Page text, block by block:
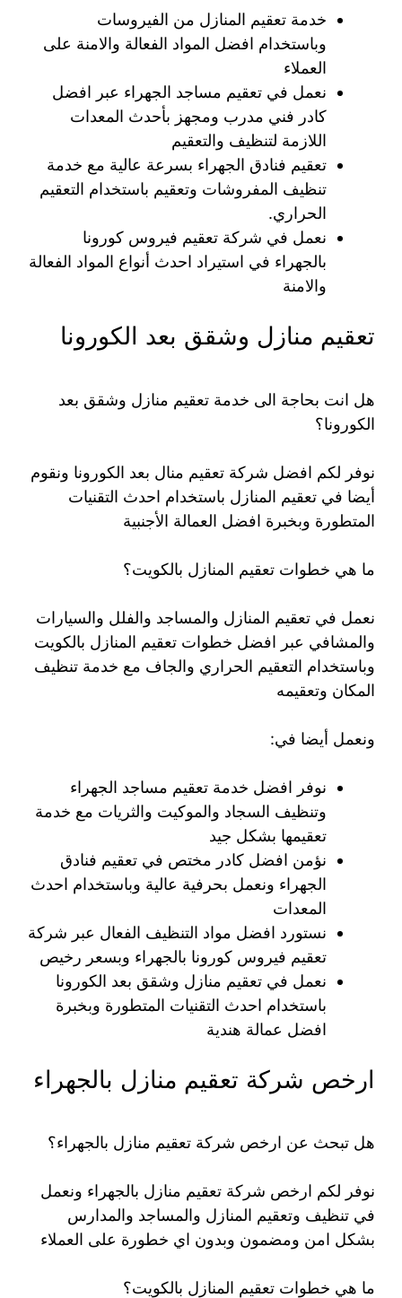
خدمة تعقيم المنازل من الفيروسات
وباستخدام افضل المواد الفعالة والامنة على
العملاء
نعمل في تعقيم مساجد الجهراء عبر افضل
كادر فني مدرب ومجهز بأحدث المعدات
اللازمة لتنظيف والتعقيم
تعقيم فنادق الجهراء بسرعة عالية مع خدمة
تنظيف المفروشات وتعقيم باستخدام التعقيم
الحراري.
نعمل في شركة تعقيم فيروس كورونا
بالجهراء في استيراد احدث أنواع المواد الفعالة
والامنة
تعقيم منازل وشقق بعد الكورونا
هل انت بحاجة الى خدمة تعقيم منازل وشقق بعد
الكورونا؟
نوفر لكم افضل شركة تعقيم منال بعد الكورونا ونقوم
أيضا في تعقيم المنازل باستخدام احدث التقنيات
المتطورة وبخبرة افضل العمالة الأجنبية
ما هي خطوات تعقيم المنازل بالكويت؟
نعمل في تعقيم المنازل والمساجد والفلل والسيارات
والمشافي عبر افضل خطوات تعقيم المنازل بالكويت
وباستخدام التعقيم الحراري والجاف مع خدمة تنظيف
المكان وتعقيمه
ونعمل أيضا في:
نوفر افضل خدمة تعقيم مساجد الجهراء
وتنظيف السجاد والموكيت والثريات مع خدمة
تعقيمها بشكل جيد
نؤمن افضل كادر مختص في تعقيم فنادق
الجهراء ونعمل بحرفية عالية وباستخدام احدث
المعدات
نستورد افضل مواد التنظيف الفعال عبر شركة
تعقيم فيروس كورونا بالجهراء وبسعر رخيص
نعمل في تعقيم منازل وشقق بعد الكورونا
باستخدام احدث التقنيات المتطورة وبخبرة
افضل عمالة هندية
ارخص شركة تعقيم منازل بالجهراء
هل تبحث عن ارخص شركة تعقيم منازل بالجهراء؟
نوفر لكم ارخص شركة تعقيم منازل بالجهراء ونعمل
في تنظيف وتعقيم المنازل والمساجد والمدارس
بشكل امن ومضمون وبدون اي خطورة على العملاء
ما هي خطوات تعقيم المنازل بالكويت؟